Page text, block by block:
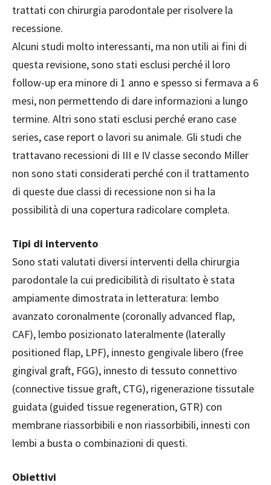
trattati con chirurgia parodontale per risolvere la
recessione.
Alcuni studi molto interessanti, ma non utili ai fini di
questa revisione, sono stati esclusi perché il loro
follow-up era minore di 1 anno e spesso si fermava a 6
mesi, non permettendo di dare informazioni a lungo
termine. Altri sono stati esclusi perché erano case
series, case report o lavori su animale. Gli studi che
trattavano recessioni di III e IV classe secondo Miller
non sono stati considerati perché con il trattamento
di queste due classi di recessione non si ha la
possibilità di una copertura radicolare completa.
Tipi di intervento
Sono stati valutati diversi interventi della chirurgia
parodontale la cui predicibilità di risultato è stata
ampiamente dimostrata in letteratura: lembo
avanzato coronalmente (coronally advanced flap,
CAF), lembo posizionato lateralmente (laterally
positioned flap, LPF), innesto gengivale libero (free
gingival graft, FGG), innesto di tessuto connettivo
(connective tissue graft, CTG), rigenerazione tissutale
guidata (guided tissue regeneration, GTR) con
membrane riassorbibili e non riassorbibili, innesti con
lembi a busta o combinazioni di questi.
Obiettivi